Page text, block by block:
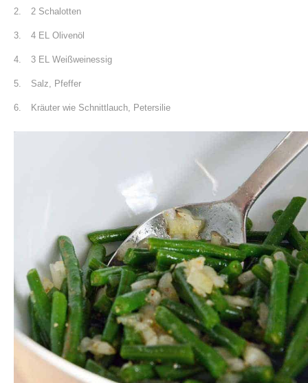
2 Schalotten
4 EL Olivenöl
3 EL Weißweinessig
Salz, Pfeffer
Kräuter wie Schnittlauch, Petersilie